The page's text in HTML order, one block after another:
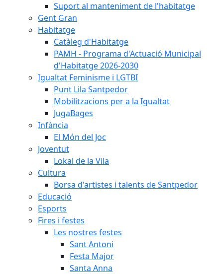
Suport al manteniment de l'habitatge
Gent Gran
Habitatge
Catàleg d'Habitatge
PAMH - Programa d'Actuació Municipal
d'Habitatge 2026-2030
Igualtat Feminisme i LGTBI
Punt Lila Santpedor
Mobilitzacions per a la Igualtat
JugaBages
Infància
El Món del Joc
Joventut
Lokal de la Vila
Cultura
Borsa d'artistes i talents de Santpedor
Educació
Esports
Fires i festes
Les nostres festes
Sant Antoni
Festa Major
Santa Anna